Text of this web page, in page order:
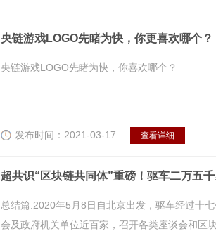
央链游戏LOGO先睹为快，你更喜欢哪个？
央链游戏LOGO先睹为快，你喜欢哪个？
发布时间：2021-03-17 查看详细
超共识“区块链共同体”重磅！驱车二万五
总结篇:2020年5月8日自北京出发，驱车经过十
会及政府机关单位近百家，召开各类座谈会和区